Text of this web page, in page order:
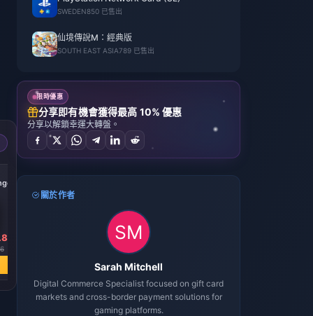
SWEDEN850 已售出
仙境傳說M：經典版
SOUTH EAST ASIA789 已售出
限時優惠
分享即有機會獲得最高 10% 優惠
分享以解鎖幸運大轉盤。
關於作者
Sarah Mitchell
Digital Commerce Specialist focused on gift card
markets and cross-border payment solutions for
gaming platforms.